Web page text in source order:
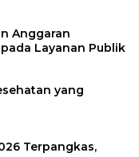
Anggaran
Layanan Publik
yang
Terpangkas,